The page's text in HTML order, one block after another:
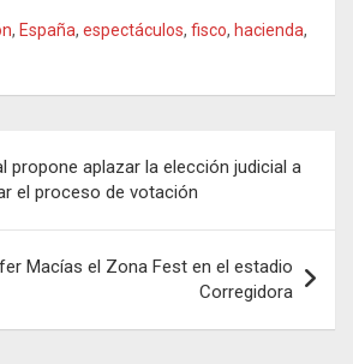
, España, espectáculos, fisco, hacienda,
propone aplazar la elección judicial a
el proceso de votación
Macías el Zona Fest en el estadio
Corregidora